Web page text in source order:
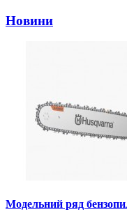
Новини
Модельний ряд